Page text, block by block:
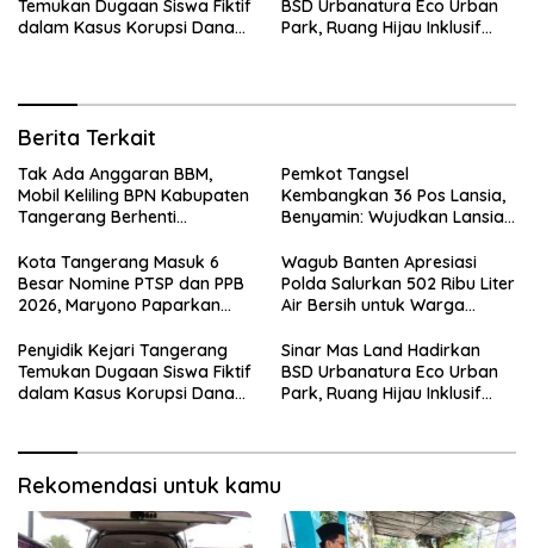
Temukan Dugaan Siswa Fiktif
dalam Kasus Korupsi Dana
BSD Urbanatura Eco Urban
Park, Ruang Hijau Inklusif
Berita Terkait
Tak Ada Anggaran BBM,
Mobil Keliling BPN Kabupaten
Tangerang Berhenti
Pemkot Tangsel
Kembangkan 36 Pos Lansia,
Benyamin: Wujudkan Lansia
Kota Tangerang Masuk 6
Besar Nomine PTSP dan PPB
2026, Maryono Paparkan
Wagub Banten Apresiasi
Polda Salurkan 502 Ribu Liter
Air Bersih untuk Warga
Penyidik Kejari Tangerang
Temukan Dugaan Siswa Fiktif
dalam Kasus Korupsi Dana
Sinar Mas Land Hadirkan
BSD Urbanatura Eco Urban
Park, Ruang Hijau Inklusif
Rekomendasi untuk kamu